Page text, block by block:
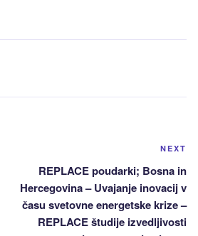
NEXT
REPLACE poudarki; Bosna in
Hercegovina – Uvajanje inovacij v
času svetovne energetske krize –
REPLACE študije izvedljivosti